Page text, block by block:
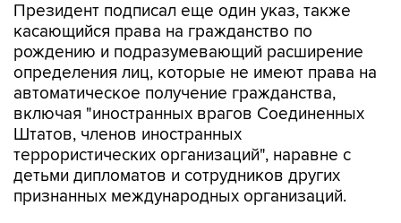
Президент подписал еще один указ, также
касающийся права на гражданство по
рождению и подразумевающий расширение
определения лиц, которые не имеют права на
автоматическое получение гражданства,
включая "иностранных врагов Соединенных
Штатов, членов иностранных
террористических организаций", наравне с
детьми дипломатов и сотрудников других
признанных международных организаций.